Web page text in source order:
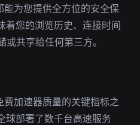
为您提供全方位的安全保
着您的浏览历史、连接时间
共享给任何第三方。
加速器质量的关键指标之
球部署了数千台高速服务